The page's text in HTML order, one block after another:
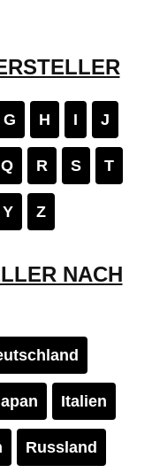
G H I J
Q R S T
Y Z
NACH
Italien
Russland